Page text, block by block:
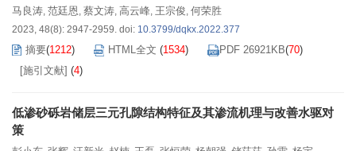
马良涛, 范廷恩, 蔡文涛, 高云峰, 王宗俊, 何荣胜
2023, 48(8): 2947-2959. doi: 10.3799/dqkx.2022.377
摘要(1212) HTML全文 (1534) PDF 26921KB(70)
[施引文献] (4)
低渗砂砾岩储层三元孔隙结构特征及其渗流机理与改善水驱对
策